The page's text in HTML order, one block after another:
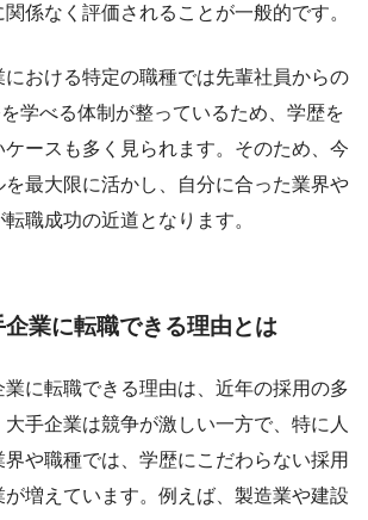
係なく評価されることが一般的です。
おける特定の職種では先輩社員からの
学べる体制が整っているため、学歴を
ースも多く見られます。そのため、今
最大限に活かし、自分に合った業界や
職成功の近道となります。
業に転職できる理由とは
に転職できる理由は、近年の採用の多
手企業は競争が激しい一方で、特に人
や職種では、学歴にこだわらない採用
増えています。例えば、製造業や建設